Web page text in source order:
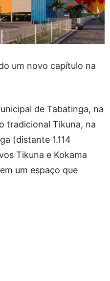
um novo capítulo na
de Tabatinga, na
tradicional Tikuna, na
(distante 1.114
Tikuna e Kokama
um espaço que